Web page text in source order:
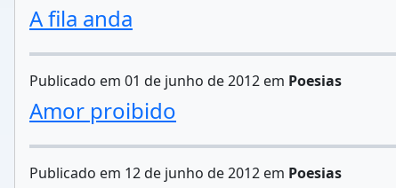
A fila anda
Publicado em 01 de junho de 2012 em Poesias
Amor proibido
Publicado em 12 de junho de 2012 em Poesias